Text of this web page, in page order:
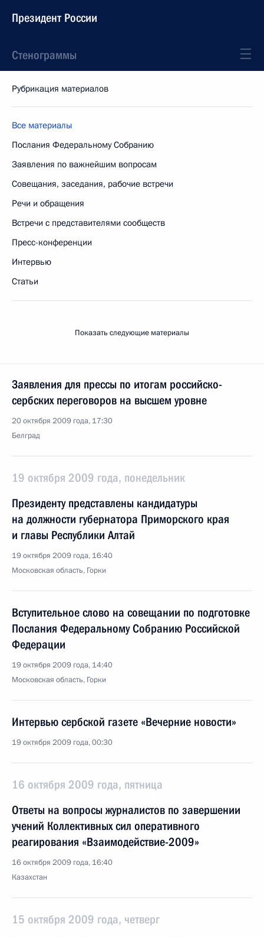
Президент России
Стенограммы
Рубрикация материалов
Все материалы
Послания Федеральному Собранию
Заявления по важнейшим вопросам
Совещания, заседания, рабочие встречи
Речи и обращения
Встречи с представителями сообществ
Пресс-конференции
Интервью
Статьи
Показать следующие материалы
Заявления для прессы по итогам российско-
сербских переговоров на высшем уровне
20 октября 2009 года, 17:30
Белград
19 октября 2009 года, понедельник
Президенту представлены кандидатуры
на должности губернатора Приморского края
и главы Республики Алтай
19 октября 2009 года, 16:40
Московская область, Горки
Вступительное слово на совещании по подготовке
Послания Федеральному Собранию Российской
Федерации
19 октября 2009 года, 14:40
Московская область, Горки
Интервью сербской газете «Вечерние новости»
19 октября 2009 года, 00:30
16 октября 2009 года, пятница
Ответы на вопросы журналистов по завершении
учений Коллективных сил оперативного
реагирования «Взаимодействие-2009»
16 октября 2009 года, 16:40
Казахстан
15 октября 2009 года, четверг